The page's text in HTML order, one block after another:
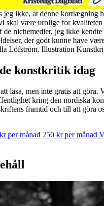
jeg ikke, at denne kortlægning
skal være urolige for kvaliteten
nichemedier, jeg ikke kendte
der godt kunne have
Löfström. Illustration
konstkritik idag
läsa, men inte gratis att göra.
kring den nordiska
framtid och till att göra
per månad 250 kr per månad